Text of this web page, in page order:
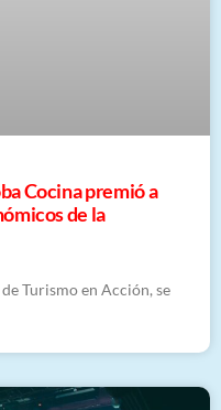
Cocina premió a
de la
Turismo en Acción, se